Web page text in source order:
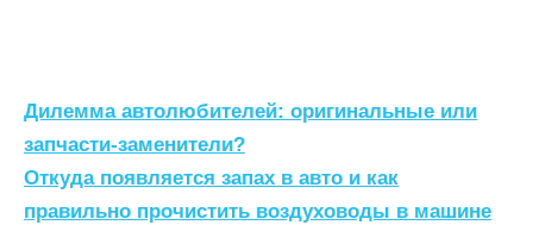
Н
а
в
Дилемма автолюбителей: оригинальные или
запчасти-заменители?
Откуда появляется запах в авто и как
правильно прочистить воздуховоды в машине